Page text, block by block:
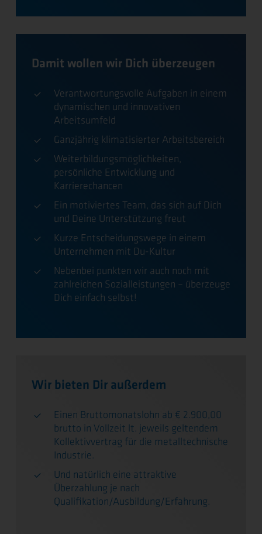
Damit wollen wir Dich überzeugen
Verantwortungsvolle Aufgaben in einem
dynamischen und innovativen
Arbeitsumfeld
Ganzjährig klimatisierter Arbeitsbereich
Weiterbildungsmöglichkeiten,
persönliche Entwicklung und
Karrierechancen
Ein motiviertes Team, das sich auf Dich
und Deine Unterstützung freut
Kurze Entscheidungswege in einem
Unternehmen mit Du-Kultur
Nebenbei punkten wir auch noch mit
zahlreichen Sozialleistungen – überzeuge
Dich einfach selbst!
Wir bieten Dir außerdem
Einen Bruttomonatslohn ab € 2.900,00
brutto in Vollzeit lt. jeweils geltendem
Kollektivvertrag für die metalltechnische
Industrie.
Und natürlich eine attraktive
Überzahlung je nach
Qualifikation/Ausbildung/Erfahrung.